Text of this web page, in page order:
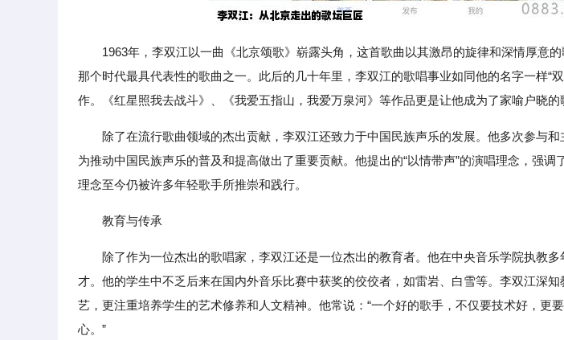
1963年，李双江以一曲《北京颂歌》崭露头角，这首歌曲以其激昂的旋律和深情厚意
那个时代最具代表性的歌曲之一。此后的几十年里，李双江的歌唱事业如同他的名字一样“
作。《红星照我去战斗》、《我爱五指山，我爱万泉河》等作品更是让他成为了家喻户晓的
除了在流行歌曲领域的杰出贡献，李双江还致力于中国民族声乐的发展。他多次参与和
为推动中国民族声乐的普及和提高做出了重要贡献。他提出的“以情带声”的演唱理念，强调
理念至今仍被许多年轻歌手所推崇和践行。
教育与传承
除了作为一位杰出的歌唱家，李双江还是一位杰出的教育者。他在中央音乐学院执教
才。他的学生中不乏后来在国内外音乐比赛中获奖的佼佼者，如雷岩、白雪等。李双江深
艺，更注重培养学生的艺术修养和人文精神。他常说：“一个好的歌手，不仅要技术好，更
心。”